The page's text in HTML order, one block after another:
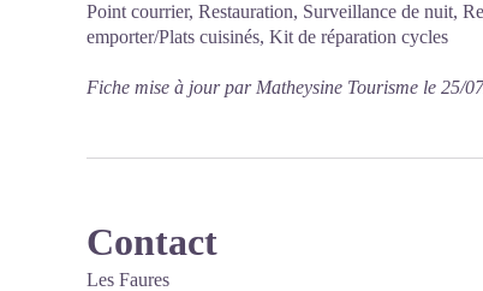
Point courrier, Restauration, Surveillance de nuit,
emporter/Plats cuisinés, Kit de réparation cycles
Fiche mise à jour par Matheysine Tourisme le 25/
Contact
Les Faures